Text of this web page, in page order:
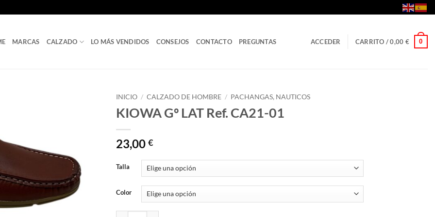
MARCAS CALZADO LO MÁS VENDIDOS CONSEJOS CONTACTO PREGUNTAS ACCEDER CARRITO /0,00 € 0
INICIO / CALZADO DE HOMBRE / PACHANGAS, NAUTICOS
KIOWA Gº LAT Ref. CA21-01
23,00 €
Talla
Color